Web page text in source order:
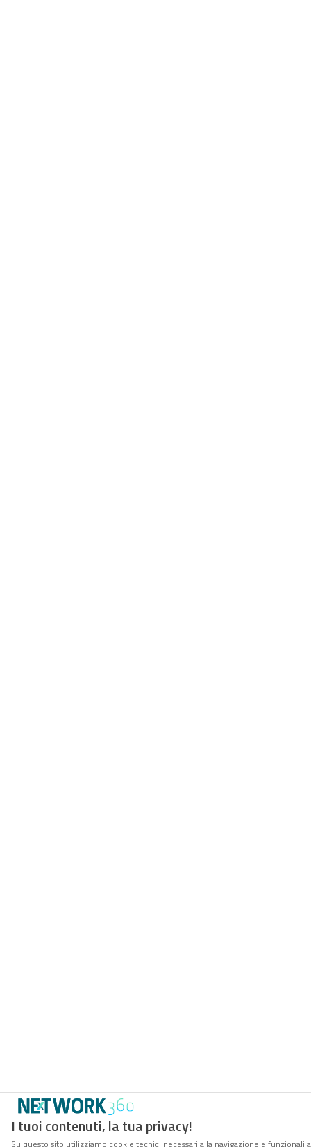
I tuoi contenuti, la tua privacy!
Su questo sito utilizziamo cookie tecnici necessari alla navigazione e funzionali